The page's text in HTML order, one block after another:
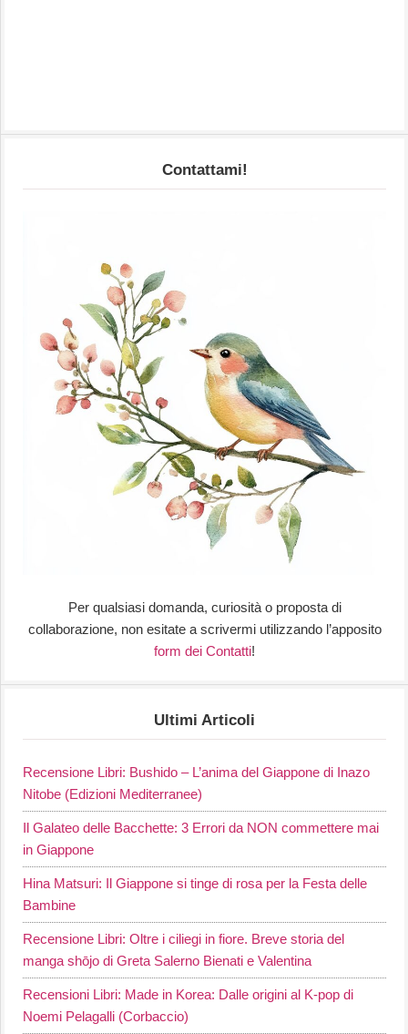
Contattami!
Per qualsiasi domanda, curiosità o proposta di
collaborazione, non esitate a scrivermi utilizzando l’apposito
form dei Contatti!
Ultimi Articoli
Recensione Libri: Bushido – L’anima del Giappone di Inazo
Nitobe (Edizioni Mediterranee)
Il Galateo delle Bacchette: 3 Errori da NON commettere mai
in Giappone
Hina Matsuri: Il Giappone si tinge di rosa per la Festa delle
Bambine
Recensione Libri: Oltre i ciliegi in fiore. Breve storia del
manga shōjo di Greta Salerno Bienati e Valentina
Recensioni Libri: Made in Korea: Dalle origini al K-pop di
Noemi Pelagalli (Corbaccio)